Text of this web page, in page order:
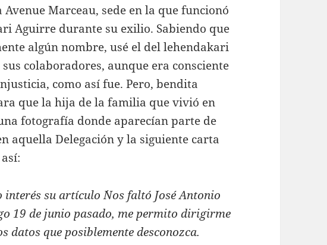
Marceau, sede en la que funcionó
Aguirre durante su exilio. Sabiendo que
algún nombre, usé el del lehendakari
colaboradores, aunque era consciente
como así fue. Pero, bendita
que la hija de la familia que vivió en
fotografía donde aparecían parte de
aquella Delegación y la siguiente carta
interés su artículo ´Nos faltó José Antonio
19 de junio pasado, me permito dirigirme
datos que posiblemente desconozca.